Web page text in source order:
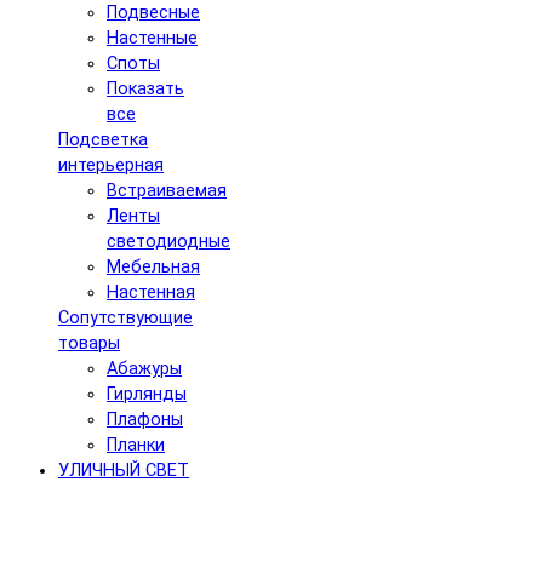
Подвесные
Настенные
Споты
Показать
все
Подсветка
интерьерная
Встраиваемая
Ленты
светодиодные
Мебельная
Настенная
Сопутствующие
товары
Абажуры
Гирлянды
Плафоны
Планки
УЛИЧНЫЙ СВЕТ